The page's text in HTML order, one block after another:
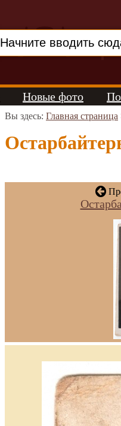
Новые фото
Вы здесь: Главная страница